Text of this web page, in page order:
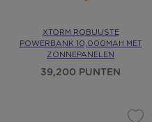
XTORM ROBUUSTE
POWERBANK 10,000MAH MET
ZONNEPANELEN
39,200 PUNTEN